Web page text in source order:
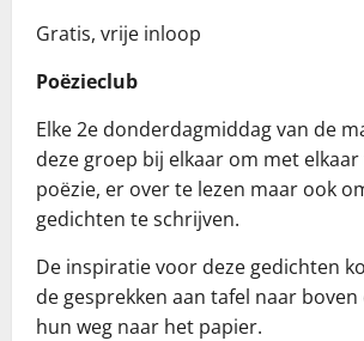
Gratis, vrije inloop
Poëzieclub
Elke 2e donderdagmiddag van de
deze groep bij elkaar om met
poëzie, er over te lezen maar ook
gedichten te schrijven.
De inspiratie voor deze gedichten
de gesprekken aan tafel naar
hun weg naar het papier.